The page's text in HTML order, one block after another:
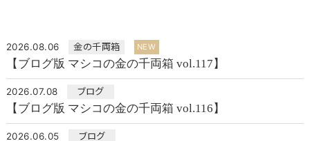
2026.08.06 金の千両箱 NEW
【ブログ版 マシコの金の千両箱 vol.117】
2026.07.08 ブログ
【ブログ版 マシコの金の千両箱 vol.116】
2026.06.05 ブログ